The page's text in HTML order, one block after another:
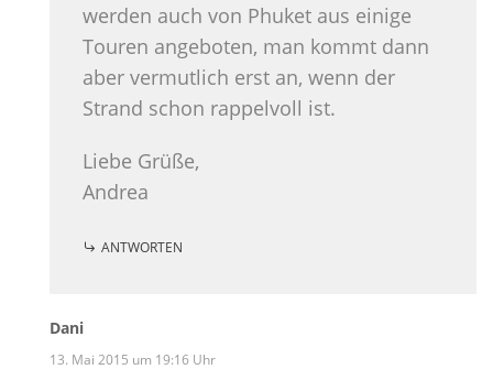
werden auch von Phuket aus einige
Touren angeboten, man kommt dann
aber vermutlich erst an, wenn der
Strand schon rappelvoll ist.
Liebe Grüße,
Andrea
ANTWORTEN
Dani
13. Mai 2015 um 19:16 Uhr